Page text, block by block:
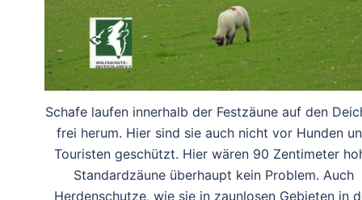
Schafe laufen innerhalb der Festzäune auf den
frei herum. Hier sind sie auch nicht vor Hunden
Touristen geschützt. Hier wären 90 Zentimeter
Standardzäune überhaupt kein Problem. Auch
Herdenschutze, wie sie in zaunlosen Gebieten in